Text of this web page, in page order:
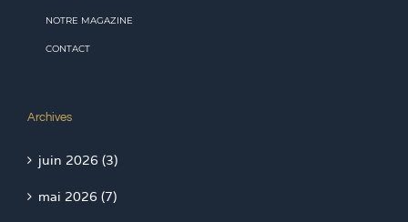
NOTRE MAGAZINE
CONTACT
Archives
juin 2026 (3)
mai 2026 (7)